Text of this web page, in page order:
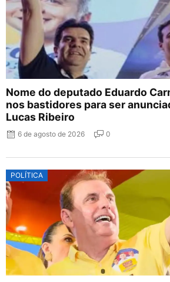
Nome do deputado Eduardo
nos bastidores para ser
Lucas Ribeiro
6 de agosto de 2026 0
POLÍTICA